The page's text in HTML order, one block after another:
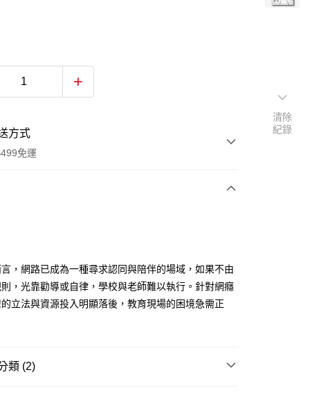
方式
免運
款
，網路已成為一種尋求認同與陪伴的場域，如果不由
，光靠勸導或自律，學校與老師難以執行。針對網癮
立法與資源投入明顯落後，教育現場的困境急需正
類 (2)
清除
紀錄